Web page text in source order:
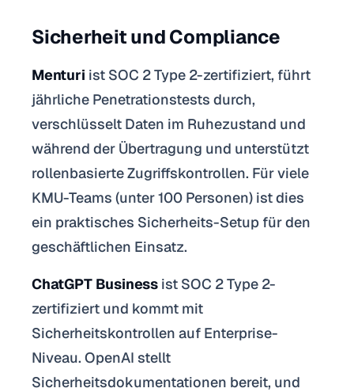
Sicherheit und Compliance
Menturi ist SOC 2 Type 2-zertifiziert, führt
jährliche Penetrationstests durch,
verschlüsselt Daten im Ruhezustand und
während der Übertragung und unterstützt
rollenbasierte Zugriffskontrollen. Für viele
KMU-Teams (unter 100 Personen) ist dies
ein praktisches Sicherheits-Setup für den
geschäftlichen Einsatz.
ChatGPT Business ist SOC 2 Type 2-
zertifiziert und kommt mit
Sicherheitskontrollen auf Enterprise-
Niveau. OpenAI stellt
Sicherheitsdokumentationen bereit, und